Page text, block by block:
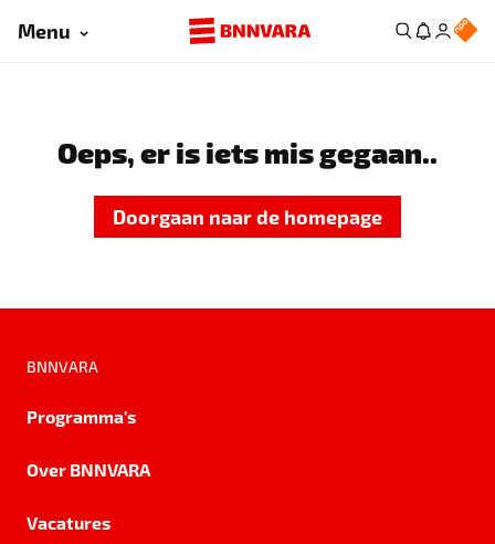
Menu
Oeps, er is iets mis gegaan..
Doorgaan naar de homepage
BNNVARA
Programma's
Over BNNVARA
Vacatures